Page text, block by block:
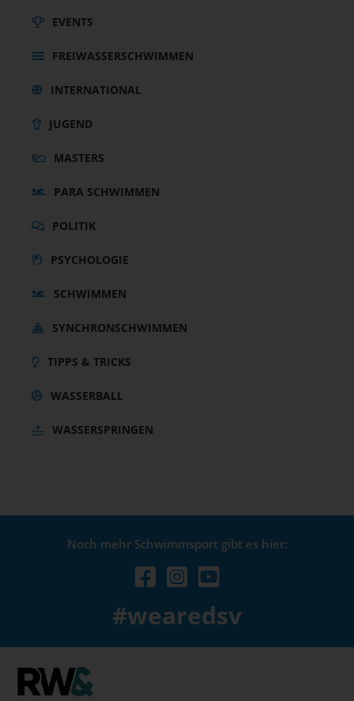
EVENTS
FREIWASSERSCHWIMMEN
INTERNATIONAL
JUGEND
MASTERS
PARA SCHWIMMEN
POLITIK
PSYCHOLOGIE
SCHWIMMEN
SYNCHRONSCHWIMMEN
TIPPS & TRICKS
WASSERBALL
WASSERSPRINGEN
Noch mehr Schwimmsport gibt es hier:
#wearedsv